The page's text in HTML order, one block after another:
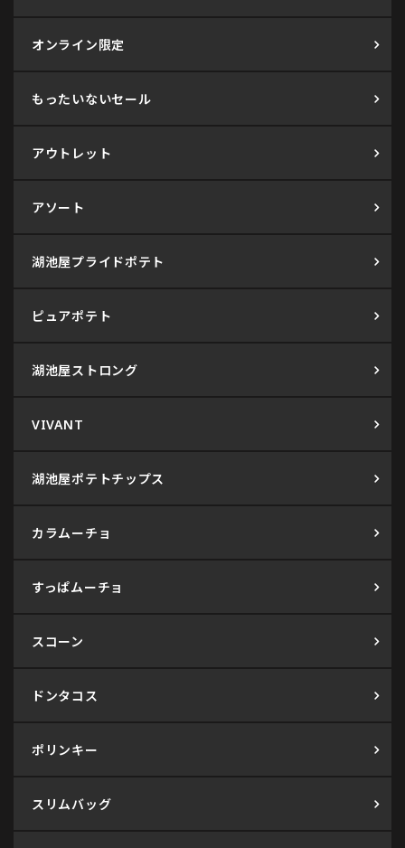
オンライン限定
もったいないセール
アウトレット
アソート
湖池屋プライドポテト
ピュアポテト
湖池屋ストロング
VIVANT
湖池屋ポテトチップス
カラムーチョ
すっぱムーチョ
スコーン
ドンタコス
ポリンキー
スリムバッグ